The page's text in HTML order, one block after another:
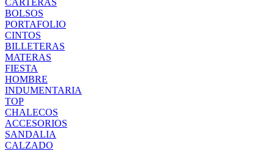
CARTERAS
BOLSOS
PORTAFOLIO
CINTOS
BILLETERAS
MATERAS
FIESTA
HOMBRE
INDUMENTARIA
TOP
CHALECOS
ACCESORIOS
SANDALIA
CALZADO